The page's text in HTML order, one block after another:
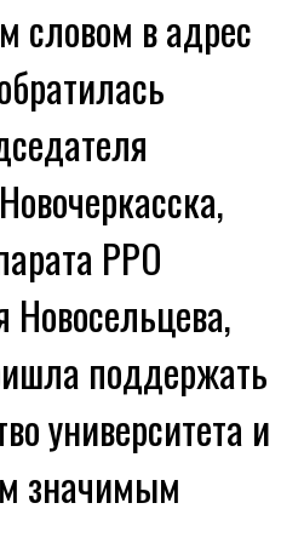
словом в адрес
РРО
поддержать
университета и
значимым